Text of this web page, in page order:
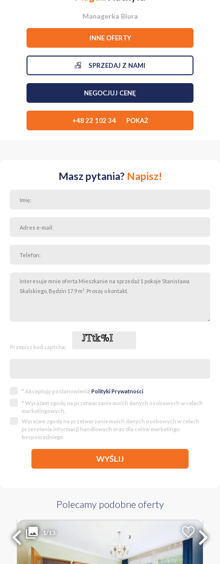
Idealna propozycja dla flippera, inwestora lub ekipy budowlanej z
Zapraszam do kontaktu! Przybywajcie z pomysłami i kontenerem na
gruz. Cena do negocjacji, wrażenia z oględzin gratis!
Managerka Biura
INNE OFERTY
SPRZEDAJ Z NAMI
NEGOCJUJ CENĘ
+48 22 102 34 POKAŻ
Masz pytania? Napisz!
Przepisz kod captcha:
* Akceptuję postanowienia Polityki Prywatności.
* Wyrażam zgodę na przetwarzanie moich danych osobowych w celach
marketingowych.
Wyrażam zgodę na przetwarzanie moich danych osobowych w celach
przesyłania informacji handlowych oraz dla celów marketingu
bezpośredniego.
WYŚLIJ
Polecamy podobne oferty
1/13Liczba pokoi Powierzchnia
2
Cena za m 2
8 163 PLN
ŚLĄSKIE Tychy